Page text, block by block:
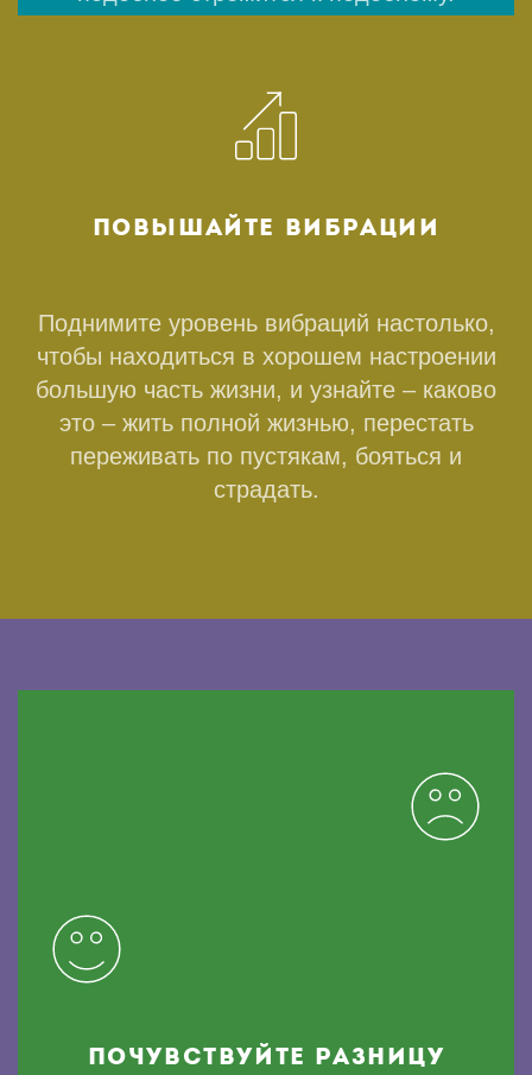
ПОВЫШАЙТЕ ВИБРАЦИИ
Поднимите уровень вибраций настолько,
чтобы находиться в хорошем настроении
большую часть жизни, и узнайте – каково
это – жить полной жизнью, перестать
переживать по пустякам, бояться и
страдать.
ПОЧУВСТВУЙТЕ РАЗНИЦУ